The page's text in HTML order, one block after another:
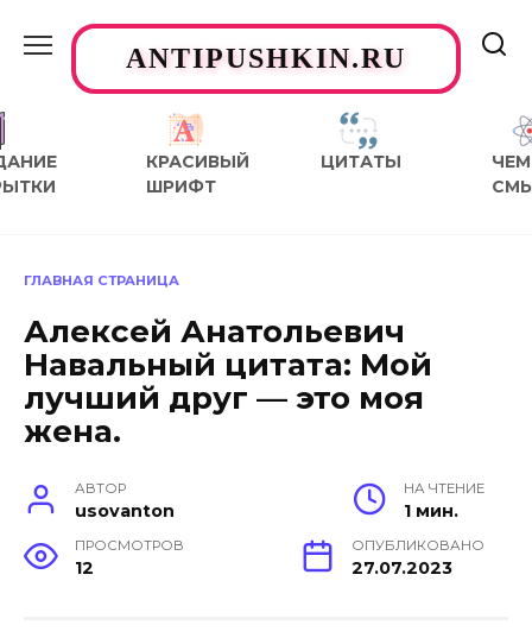
содержаниюANTIPUSHKIN.RU
КРАСИВЫЙ
ШРИФТ
ЦИТАТЫ
ЧЕМ
ГЛАВНАЯ СТРАНИЦА
Алексей Анатольевич
Навальный цитата: Мой
лучший друг — это моя
жена.
АВТОР
usovanton
НА ЧТЕНИЕ
1 мин.
ПРОСМОТРОВ
12
ОПУБЛИКОВАНО
27.07.2023